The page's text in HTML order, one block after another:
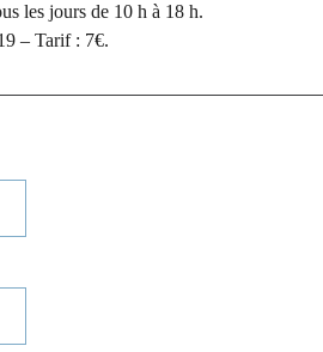
les jours de 10 h à 18 h.
– Tarif : 7€.